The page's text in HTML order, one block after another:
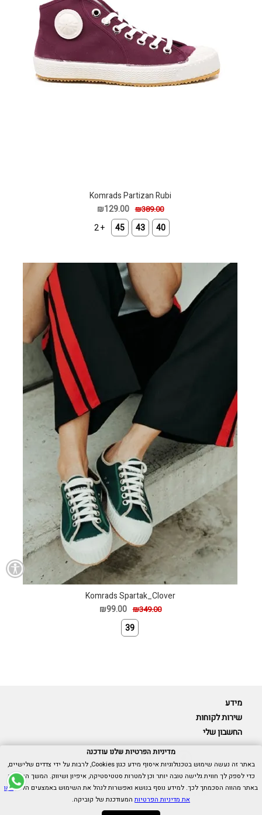
Komrads Partizan Rubi
₪389.00
₪129.00
40
43
45
+ 2
Komrads Spartak_Clover
₪349.00
₪99.00
39
מידע
שירות לקוחות
החשבון שלי
Cubica © כל הזכויות שמורות.
אנו כאן בשבילך -055-9511314
מדיניות הפרטיות שלנו עודכנה
באתר זה נעשה שימוש בטכנולוגיות איסוף מידע כגון Cookies, לרבות על ידי צדדים שלישיים,
כדי לספק לך חווית גלישה טובה יותר וכן למטרות סטטיסטיקה, איפיון ושיווק. המשך הגלישה
באתר מהווה הסכמתך לכך. למידע נוסף בנושא ואפשרות לנהל את השימוש באמצעים הללו,ראו
את מדיניות הפרטיותהמעודכנת של קוביקה.